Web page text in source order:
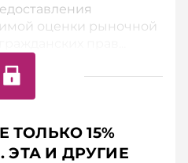
оценки рыночной
ТОЛЬКО 15%
ЭТА И ДРУГИЕ